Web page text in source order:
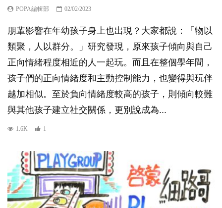
POPA編輯部 02/02/2023
朋輩影響在年幼孩子身上也出現？大家都說：「物以
類聚，人以群分。」研究發現，原來孩子傾向與自己
正向情緒程度相近的人一起玩。而且在整個學年間，
孩子們的正向情緒度和主動控制能力，也變得與玩伴
越加相似。至於負向情緒度較高的孩子，則傾向較難
與其他孩子建立社交關係，更別說成為...
1.6K 1